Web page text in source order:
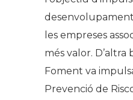
les empreses
més valor. D’altra
Foment va
Prevenció de